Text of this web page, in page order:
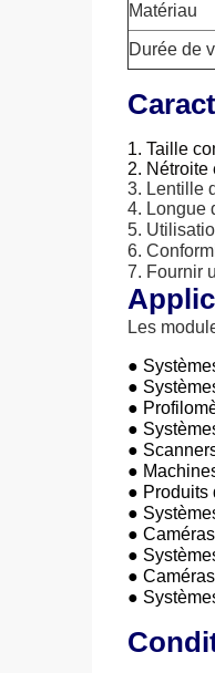
Matériau
Durée de
1. Taille
2. Nétroite
3. Lentille
4. Longue
5.
6.
7. Fournir
Les
●
●
●
●
●
●
● Produits
●
●
●
●
●